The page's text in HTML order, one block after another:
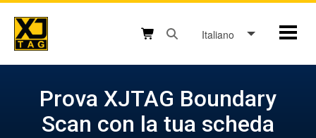
Skip
content
Italiano
Prova XJTAG Boundary
Scan con la tua scheda